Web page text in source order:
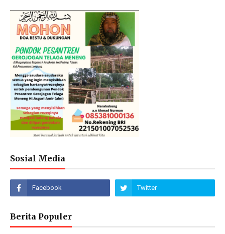
Sosial Media
Berita Populer